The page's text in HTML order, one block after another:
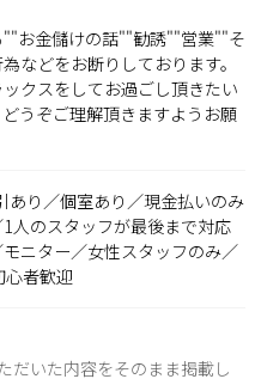
""お金儲けの話""勧誘""営業""そ
などをお断りしております。
クスをしてお過ごし頂きたい
うぞご理解頂きますようお願
あり／個室あり／現金払いのみ
人のスタッフが最後まで対応
ニター／女性スタッフのみ／
心者歓迎
だいた内容をそのまま掲載し